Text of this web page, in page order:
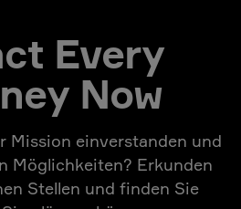
Every
Now
Mission einverstanden und
Möglichkeiten? Erkunden
Stellen und finden Sie